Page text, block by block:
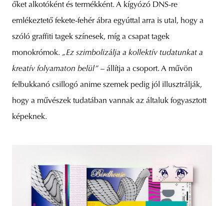
őket alkotóként és termékként. A kígyózó DNS-re
emlékeztető fekete-fehér ábra egyúttal arra is utal, hogy a
szóló graffiti tagek színesek, míg a csapat tagek
monokrómok. „Ez szimbolizálja a kollektív tudatunkat a
kreatív folyamaton belül” – állítja a csoport. A művön
felbukkanó csillogó anime szemek pedig jól illusztrálják,
hogy a művészek tudatában vannak az általuk fogyasztott
képeknek.